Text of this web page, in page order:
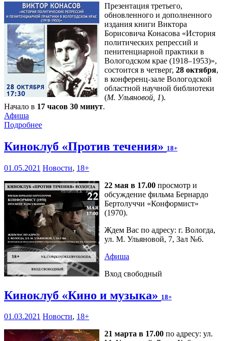
Презентация третьего,
обновленного и дополненного
издания книги Виктора
Борисовича Конасова «История
политических репрессий и
пенитенциарной практики в
Вологодском крае (1918–1953)»,
состоится в четверг, 28 октября,
в конференц-зале Вологодской
областной научной библиотеки
(М. Ульяновой, 1).
Начало в 17 часов 30 минут.
Афиша
Подробнее
Киноклуб «Против течения» 18+
01.05.2021 Новости, 18+
22 мая в 17.00 просмотр и
обсуждение фильма Бернардо
Бертолуччи «Конформист»
(1970).
Ждем Вас по адресу: г. Вологда,
ул. М. Ульяновой, 7, Зал №6.
Афиша
Вход свободный
Киноклуб «Кино и музыка» 18+
01.03.2021 Новости, 18+
21 марта в 17.00 по адресу: ул.